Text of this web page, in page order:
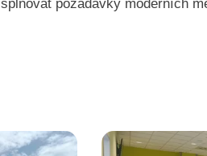
požadavky moderních